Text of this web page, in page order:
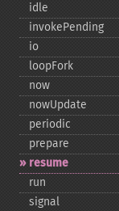
idle
invokePending
io
loopFork
now
nowUpdate
periodic
prepare
resume
run
signal